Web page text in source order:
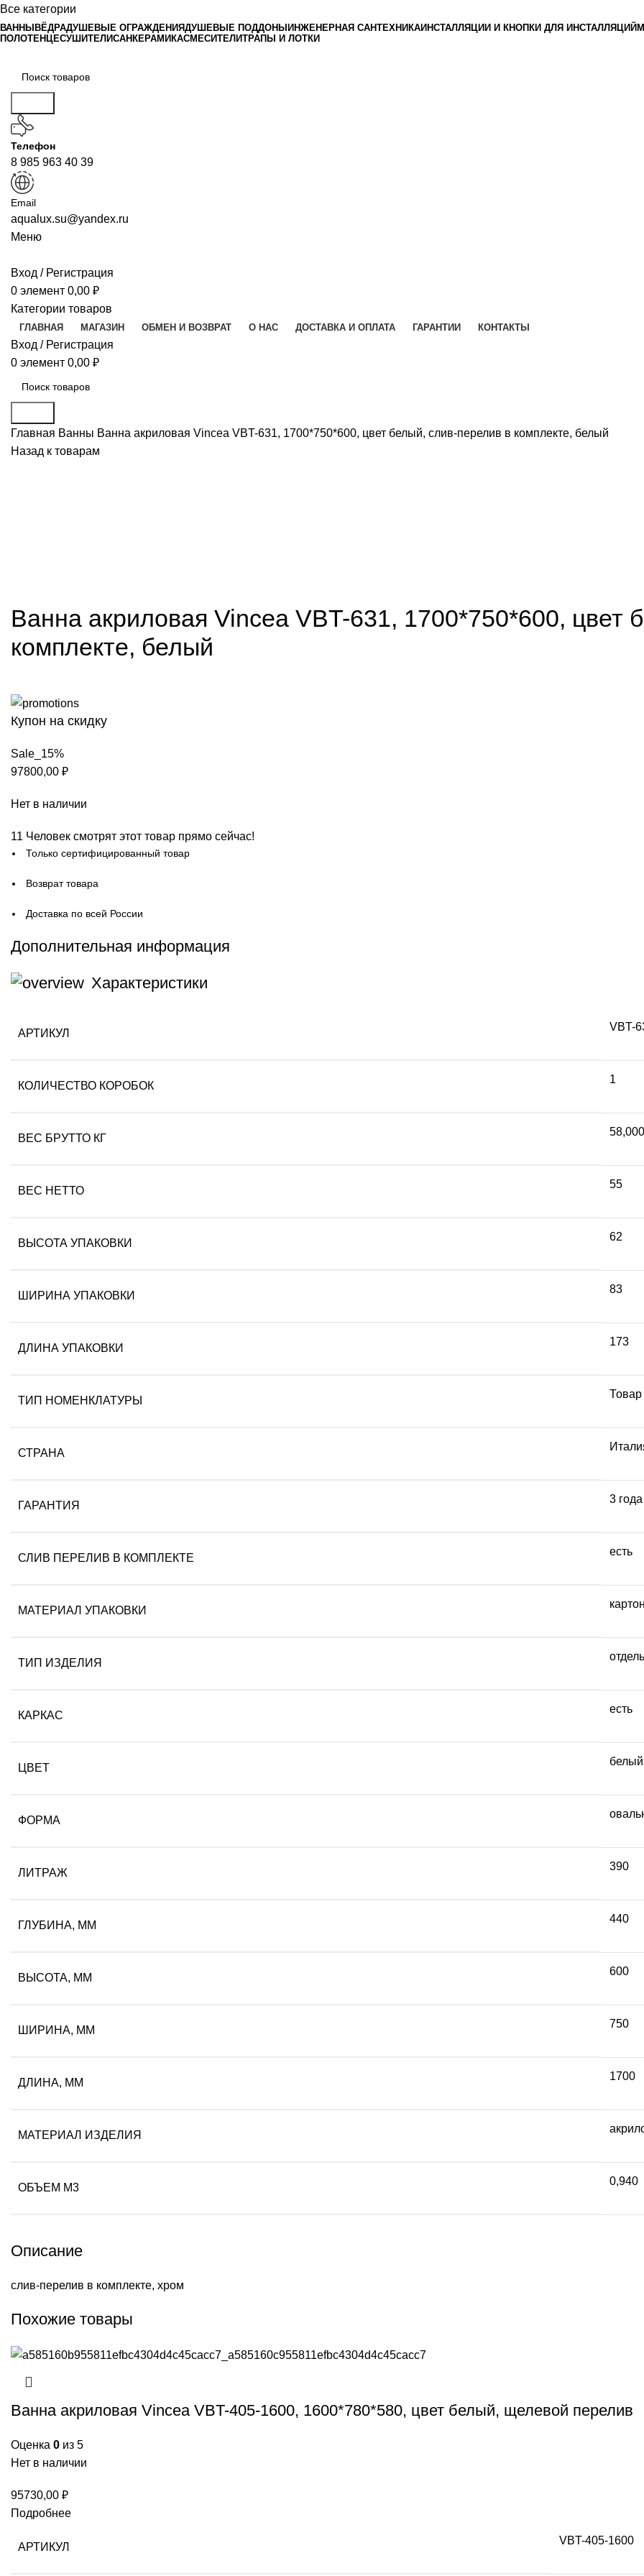
Все категории
ВАННЫ ВЁДРАДУШЕВЫЕ ОГРАЖДЕНИЯДУШЕВЫЕ ПОДДОНЫ ИНЖЕНЕРНАЯ САНТЕХНИКАИНСТАЛЛЯЦИИ И КНОПКИ ДЛЯ ИНСТАЛЛЯЦИЙ
ПОЛОТЕНЦЕСУШИТЕЛИСАНКЕРАМИКАСМЕСИТЕЛИТРАПЫ И ЛОТКИ
Телефон
8 985 963 40 39
Email
aqualux.su@yandex.ru
Меню
Вход / Регистрация
0 элемент 0,00 ₽
Категории товаров
ГЛАВНАЯ МАГАЗИН ОБМЕН И ВОЗВРАТ О НАС ДОСТАВКА И ОПЛАТА ГАРАНТИИ КОНТАКТЫ
Вход / Регистрация
0 элемент 0,00 ₽
Главная Ванны Ванна акриловая Vincea VBT-631, 1700*750*600, цвет белый, слив-перелив в комплекте, белый
Назад к товарам
Ванна акриловая Vincea VBT-631, 1700*750*600, цвет
комплекте, белый
Купон на скидку
Sale_15%
97800,00 ₽
Нет в наличии
11 Человек смотрят этот товар прямо сейчас!
Только сертифицированный товар
Возврат товара
Доставка по всей России
Дополнительная информация
Характеристики
АРТИКУЛ
VBT-
КОЛИЧЕСТВО КОРОБОК
1
ВЕС БРУТТО КГ
58,000
ВЕС НЕТТО
55
ВЫСОТА УПАКОВКИ
62
ШИРИНА УПАКОВКИ
83
ДЛИНА УПАКОВКИ
173
ТИП НОМЕНКЛАТУРЫ
Товар
СТРАНА
ГАРАНТИЯ
3 года
СЛИВ ПЕРЕЛИВ В КОМПЛЕКТЕ
есть
МАТЕРИАЛ УПАКОВКИ
ТИП ИЗДЕЛИЯ
КАРКАС
есть
ЦВЕТ
белый
ФОРМА
ЛИТРАЖ
390
ГЛУБИНА, ММ
440
ВЫСОТА, ММ
600
ШИРИНА, ММ
750
ДЛИНА, ММ
1700
МАТЕРИАЛ ИЗДЕЛИЯ
ОБЪЕМ М3
0,940
Описание
слив-перелив в комплекте, хром
Похожие товары
Ванна акриловая Vincea VBT-405-1600, 1600*780*580, цвет белый, щелевой перелив
Оценка 0 из 5
Нет в наличии
95730,00 ₽
Подробнее
АРТИКУЛ
VBT-405-1600